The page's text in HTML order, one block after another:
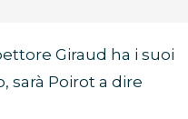
Giraud ha i suoi
sarà Poirot a dire